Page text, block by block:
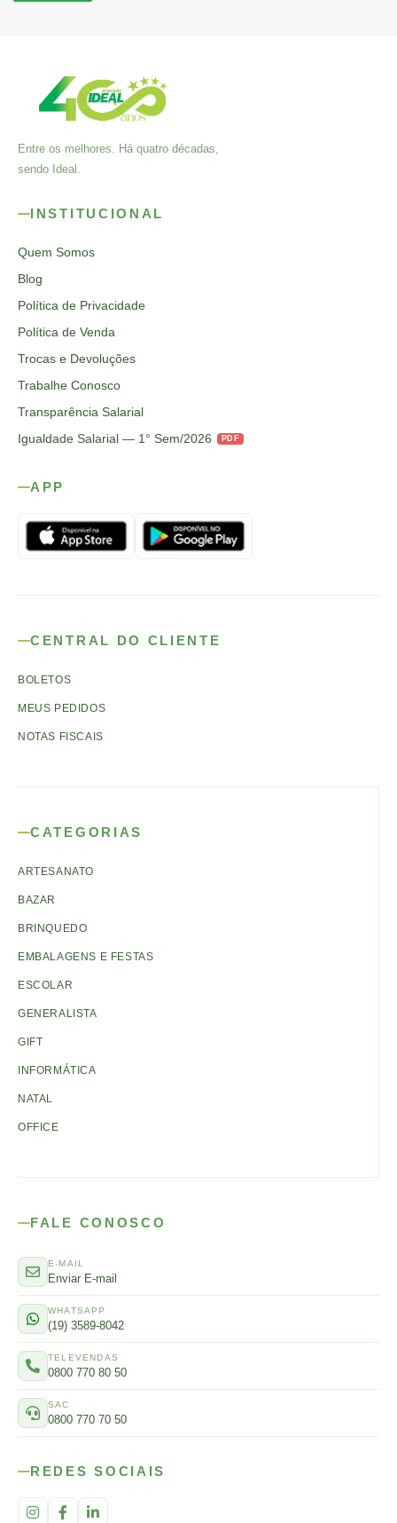
Entre os melhores. Há quatro décadas,
sendo Ideal.
INSTITUCIONAL
Quem Somos
Blog
Política de Privacidade
Política de Venda
Trocas e Devoluções
Trabalhe Conosco
Transparência Salarial
Igualdade Salarial — 1° Sem/2026
PDF
APP
CENTRAL DO CLIENTE
BOLETOS
MEUS PEDIDOS
NOTAS FISCAIS
CATEGORIAS
ARTESANATO
BAZAR
BRINQUEDO
EMBALAGENS E FESTAS
ESCOLAR
GENERALISTA
GIFT
INFORMÁTICA
NATAL
OFFICE
FALE CONOSCO
E-MAIL
Enviar E-mail
WHATSAPP
(19) 3589-8042
TELEVENDAS
0800 770 80 50
SAC
0800 770 70 50
REDES SOCIAIS